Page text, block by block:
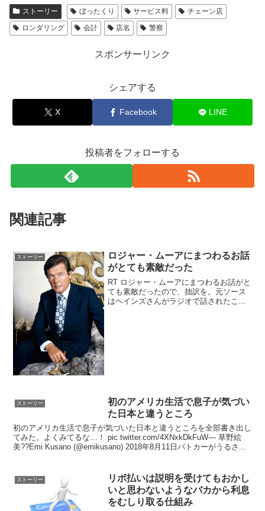
ストーリー ぼったくり サービス料
チェーン店
ロンダリング
会計 店名 警察
スポンサーリンク
シェアする
X Facebook LINE
投稿者をフォローする
関連記事
ストーリー
ロジャー・ムーアにまつわるお話
がとても素敵だった
RT ロジャー・ムーアにまつわるお話がと
ても素敵だったので、拙訳を。元ソース
はヘインズさんがラジオで話されたこち
ストーリー
初のアメリカ生活で息子が気づい
た日本と違うところ
初のアメリカ生活で息子が気づいた日本と違うところを全部書き出し
てみた。よくみてるな…！ pic.twitter.com/4XNxkDkFuW— 草野絵
美??Emi Kusano (@emikusano) 2018年8月11日パトカーがうるさ...
ストーリー
リボ払いは説明を受けてもおかし
いと思わないようなバカから利息
をむしり取る仕組み